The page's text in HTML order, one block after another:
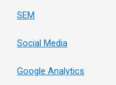
SEM
Social Media
Google Analytics